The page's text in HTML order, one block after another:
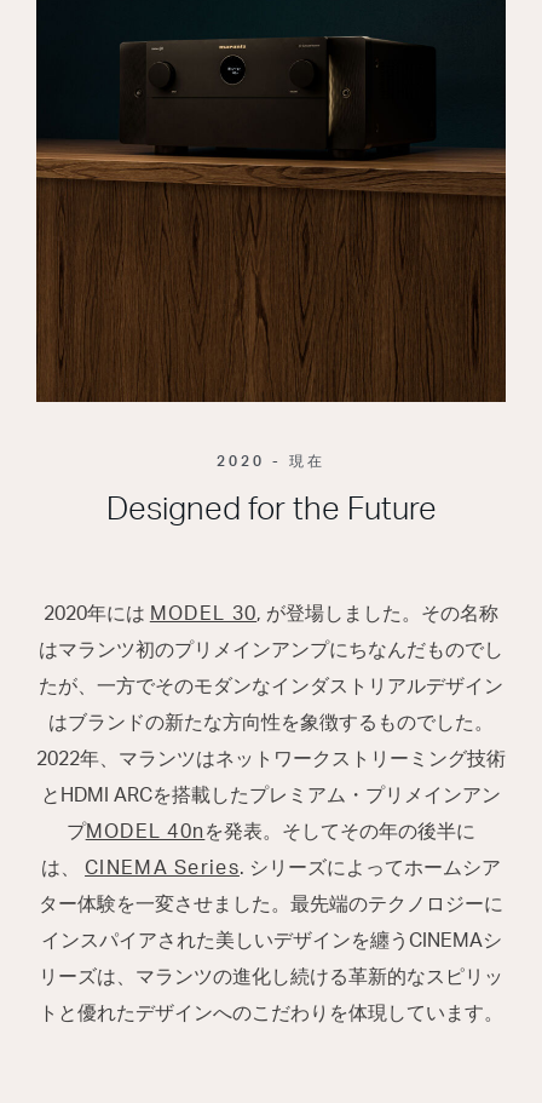
2020 - 現在
Designed for the Future
2020年には MODEL 30, が登場しました。その名称
はマランツ初のプリメインアンプにちなんだものでし
たが、一方でそのモダンなインダストリアルデザイン
はブランドの新たな方向性を象徴するものでした。
2022年、マランツはネットワークストリーミング技術
とHDMI ARCを搭載したプレミアム・プリメインアン
プMODEL 40n を発表。そしてその年の後半に
は、 CINEMA Series. シリーズによってホームシア
ター体験を一変させました。最先端のテクノロジーに
インスパイアされた美しいデザインを纏うCINEMAシ
リーズは、マランツの進化し続ける革新的なスピリッ
トと優れたデザインへのこだわりを体現しています。